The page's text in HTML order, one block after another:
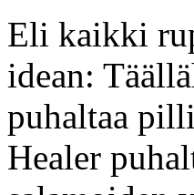
Eli kaikki
idean:
puhaltaa
Healer